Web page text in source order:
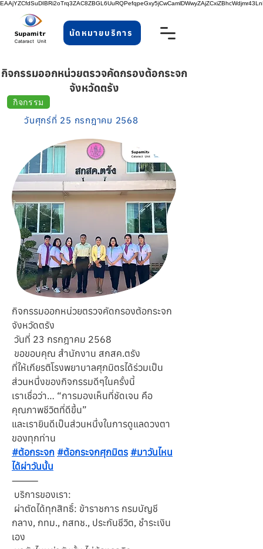
นัดหมายบริการ
กิจกรรมออกหน่วยตรวจคัดกรองต้อกระจก
จังหวัดตรัง
กิจกรรม
วันศุกร์ที่ 25 กรกฎาคม 2568
กิจกรรมออกหน่วยตรวจคัดกรองต้อกระจก
จังหวัดตรัง
วันที่ 23 กรกฎาคม 2568
ขอขอบคุณ สำนักงาน สกสค.ตรัง
ที่ให้เกียรติโรงพยาบาลศุภมิตรได้ร่วมเป็น
ส่วนหนึ่งของกิจกรรมดีๆในครั้งนี้
เราเชื่อว่า… “การมองเห็นที่ชัดเจน คือ
คุณภาพชีวิตที่ดีขึ้น”
และเรายินดีเป็นส่วนหนึ่งในการดูแลดวงตา
ของทุกท่าน
#ต้อกระจก #ต้อกระจกศุภมิตร #มาวันไหน
ได้ผ่าวันนั้น
⸻
บริการของเรา:
ผ่าตัดได้ทุกสิทธิ์: ข้าราชการ กรมบัญชี
กลาง, กทม., กสทช., ประกันชีวิต, ชำระเงิน
เอง